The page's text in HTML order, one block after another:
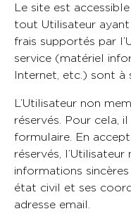
Le site est
tout Utilisateur
frais supportés par
service (matériel
Internet, etc.) sont à
L’Utilisateur non
réservés. Pour cela,
formulaire. En
réservés, l’Utilisateur
informations
état civil et ses
adresse email.